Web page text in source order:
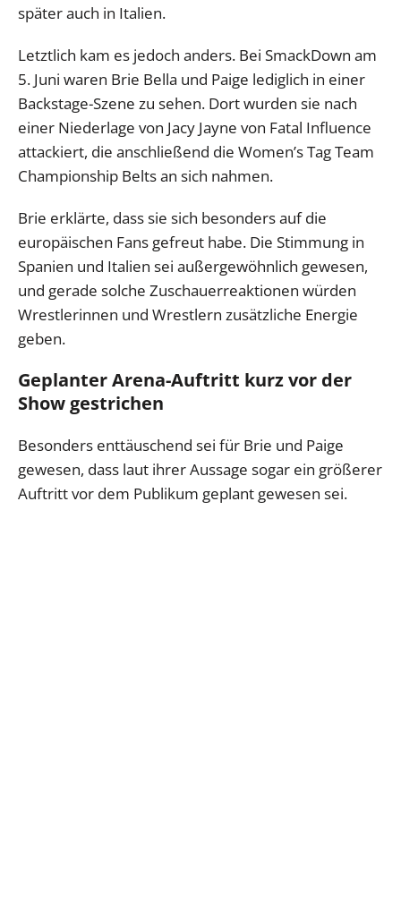
später auch in Italien.
Letztlich kam es jedoch anders. Bei SmackDown am
5. Juni waren Brie Bella und Paige lediglich in einer
Backstage-Szene zu sehen. Dort wurden sie nach
einer Niederlage von Jacy Jayne von Fatal Influence
attackiert, die anschließend die Women’s Tag Team
Championship Belts an sich nahmen.
Brie erklärte, dass sie sich besonders auf die
europäischen Fans gefreut habe. Die Stimmung in
Spanien und Italien sei außergewöhnlich gewesen,
und gerade solche Zuschauerreaktionen würden
Wrestlerinnen und Wrestlern zusätzliche Energie
geben.
Geplanter Arena-Auftritt kurz vor der
Show gestrichen
Besonders enttäuschend sei für Brie und Paige
gewesen, dass laut ihrer Aussage sogar ein größerer
Auftritt vor dem Publikum geplant gewesen sei.